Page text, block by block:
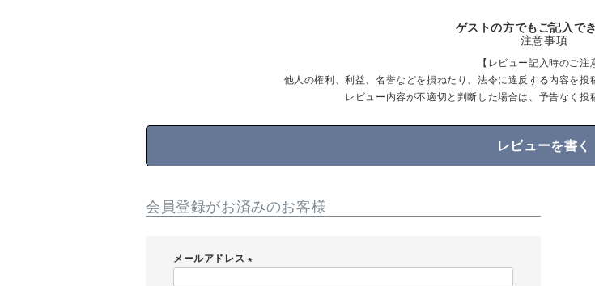
ゲストの方でもご記入でき
注意事項
【レビュー記入時のご注
他人の権利、利益、名誉などを損ねたり、法令に違反する内容を投
レビュー内容が不適切と判断した場合は、予告なく投
レビューを書く
会員登録がお済みのお客様
メールアドレス